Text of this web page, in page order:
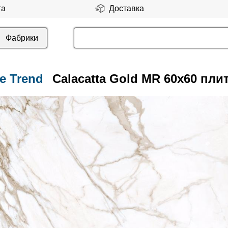
Доставка
Фабрики
Trend Calacatta Gold MR 60x60